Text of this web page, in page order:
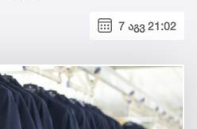
7 აგვ 21:02